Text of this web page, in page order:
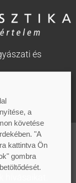
és
hívásaikat.
a
követése
"A
kattintva Ön
gombra